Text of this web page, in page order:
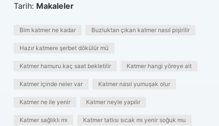
Tarih: Makaleler
Bim katmer ne kadar Buzluktan çıkan katmer nasıl pişirilir
Hazır katmere şerbet dökülür mü
Katmer hamuru kaç saat bekletilir Katmer hangi yöreye ait
Katmer içinde neler var Katmer nasıl yumuşak olur
Katmer ne ile yenir Katmer neyle yapılır
Katmer sağlıklı mı Katmer tatlısı sıcak mı yenir soğuk mu